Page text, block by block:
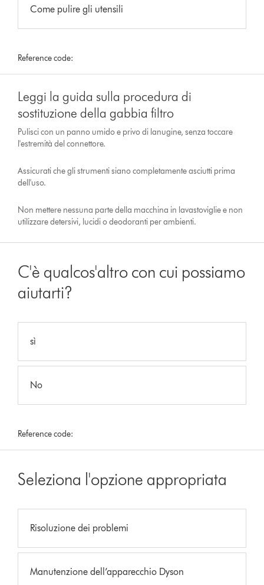
Come pulire gli utensili
Reference code:
Leggi la guida sulla procedura di
sostituzione della gabbia filtro
Pulisci con un panno umido e privo di lanugine, senza toccare
l'estremità del connettore.
Assicurati che gli strumenti siano completamente asciutti prima
dell'uso.
Non mettere nessuna parte della macchina in lavastoviglie e non
utilizzare detersivi, lucidi o deodoranti per ambienti.
C'è qualcos'altro con cui possiamo
aiutarti?
sì
No
Reference code:
Seleziona l'opzione appropriata
Risoluzione dei problemi
Manutenzione dell’apparecchio Dyson